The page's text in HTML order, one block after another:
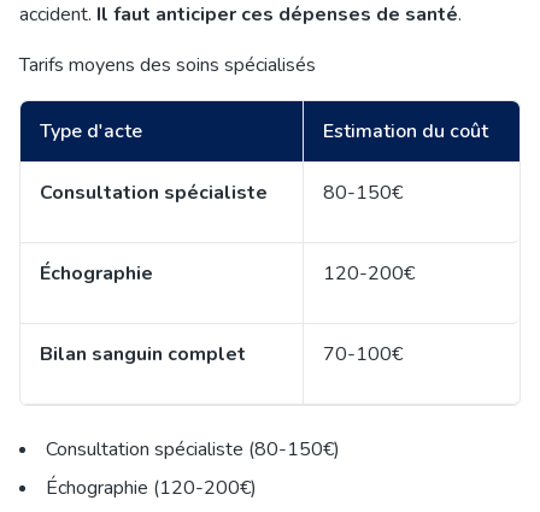
accident. Il faut anticiper ces dépenses de santé.
Tarifs moyens des soins spécialisés
Type d'acte Estimation du coût
Consultation spécialiste 80-150€
Échographie 120-200€
Bilan sanguin complet 70-100€
Consultation spécialiste (80-150€)
Échographie (120-200€)